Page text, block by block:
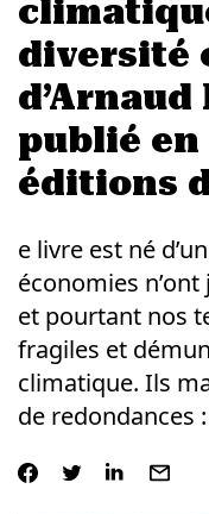
diversité
publié en
éditions
e livre est né
économies
et pourtant nos
fragiles et
climatique. Ils
de redondances